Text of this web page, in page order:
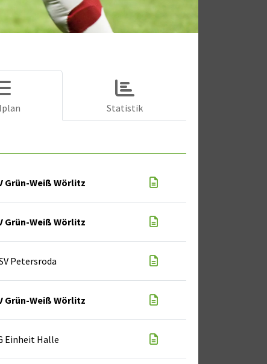
Statistik
Grün-Weiß Wörlitz
Grün-Weiß Wörlitz
Petersroda
Grün-Weiß Wörlitz
Einheit Halle